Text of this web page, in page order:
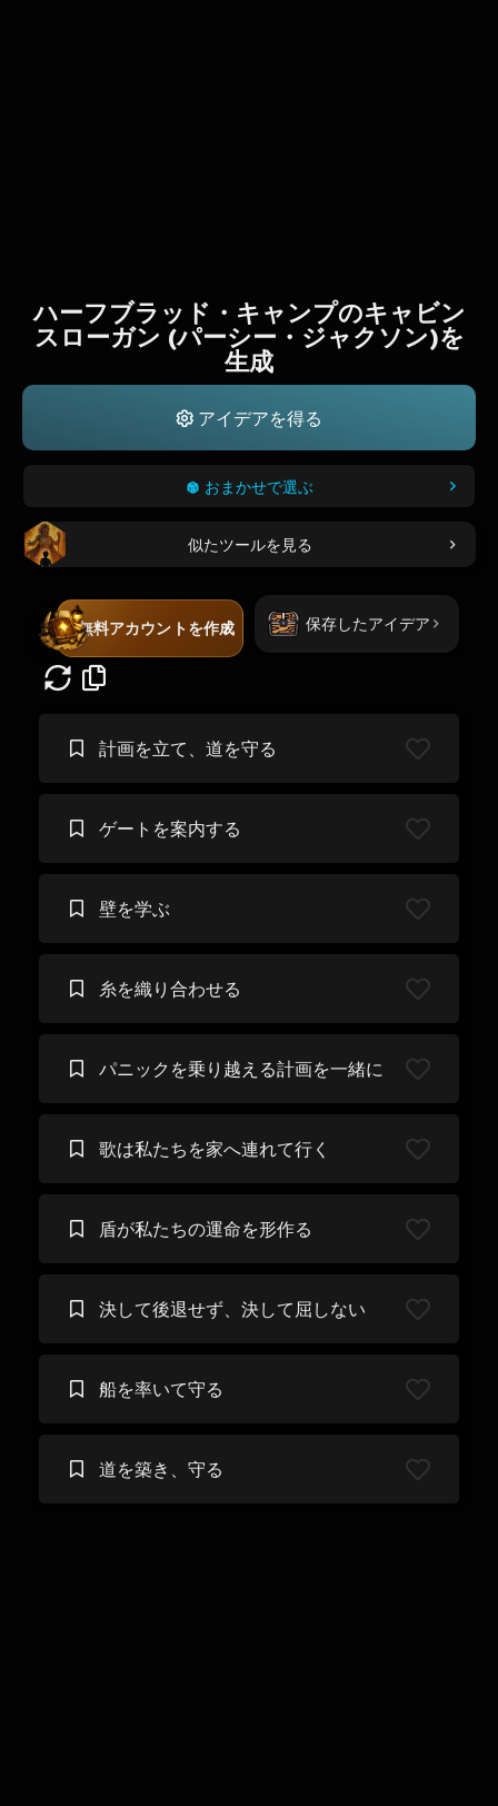
ハーフブラッド・キャンプのキャビン
スローガン (パーシー・ジャクソン)を
生成
アイデアを得る
おまかせで選ぶ
似たツールを見る
無料アカウントを作成 保存したアイデア
計画を立て、道を守る
ゲートを案内する
壁を学ぶ
糸を織り合わせる
パニックを乗り越える計画を一緒に
歌は私たちを家へ連れて行く
盾が私たちの運命を形作る
決して後退せず、決して屈しない
船を率いて守る
道を築き、守る